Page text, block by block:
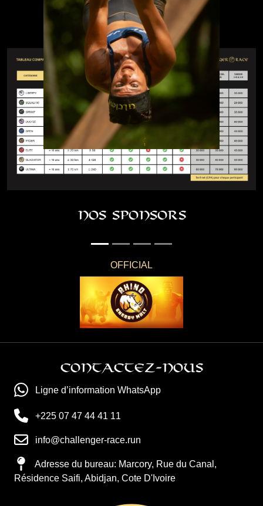
Informations
Inscrivez-vous !
GLADIATOR
Informations
Inscrivez-vous !
ULTIMA
Informations
Inscrivez-vous !
Comparons-les
Nos Sponsors
official
Contactez-nous
Ligne d’information WhatsApp
+225 07 47 44 41 11
info@challenger-race.run
Adresse du bureau: Marcory, Rue du Canal,
Résidence Saifi, Abidjan, Cote D'Ivoire